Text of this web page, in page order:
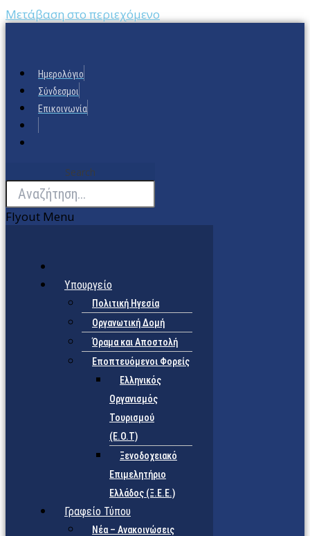
Μετάβαση στο περιεχόμενο
Ημερολόγιο
Σύνδεσμοι
Επικοινωνία
Search
Flyout Menu
Υπουργείο
Πολιτική Ηγεσία
Οργανωτική Δομή
Όραμα και Αποστολή
Εποπτευόμενοι Φορείς
Eλληνικός
Οργανισμός
Τουρισμού
(Ε.Ο.Τ)
Ξενοδοχειακό
Επιμελητήριο
Ελλάδος (Ξ.Ε.Ε.)
Γραφείο Τύπου
Νέα – Ανακοινώσεις